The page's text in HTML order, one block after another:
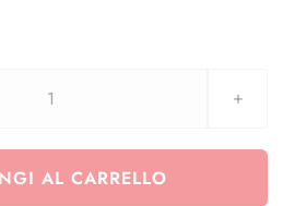
Agg.
anno
AL CARRELLO